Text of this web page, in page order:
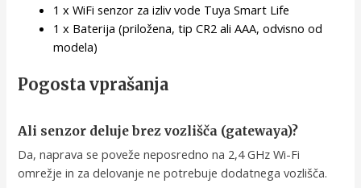
1 x WiFi senzor za izliv vode Tuya Smart Life
1 x Baterija (priložena, tip CR2 ali AAA, odvisno od
modela)
Pogosta vprašanja
Ali senzor deluje brez vozlišča (gatewaya)?
Da, naprava se poveže neposredno na 2,4 GHz Wi-Fi
omrežje in za delovanje ne potrebuje dodatnega vozlišča.